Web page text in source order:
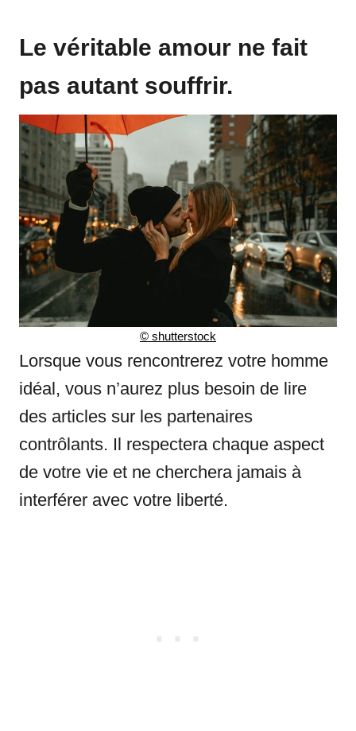
Le véritable amour ne fait
pas autant souffrir.
© shutterstock
Lorsque vous rencontrerez votre homme
idéal, vous n’aurez plus besoin de lire
des articles sur les partenaires
contrôlants. Il respectera chaque aspect
de votre vie et ne cherchera jamais à
interférer avec votre liberté.